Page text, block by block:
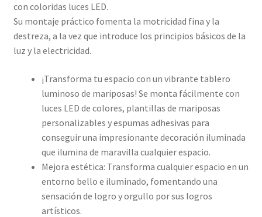
con coloridas luces LED.
Su montaje práctico fomenta la motricidad fina y la
destreza, a la vez que introduce los principios básicos de la
luz y la electricidad.
¡Transforma tu espacio con un vibrante tablero
luminoso de mariposas! Se monta fácilmente con
luces LED de colores, plantillas de mariposas
personalizables y espumas adhesivas para
conseguir una impresionante decoración iluminada
que ilumina de maravilla cualquier espacio.
Mejora estética: Transforma cualquier espacio en un
entorno bello e iluminado, fomentando una
sensación de logro y orgullo por sus logros
artísticos.